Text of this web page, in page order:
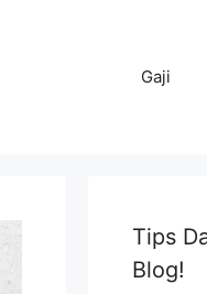
Gaji
Tips
Blog!